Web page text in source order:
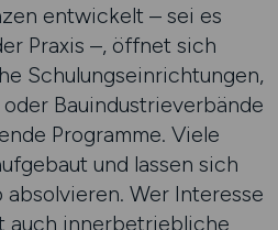
entwickelt – sei es
Praxis –, öffnet sich
Schulungseinrichtungen,
Bauindustrieverbände
Programme. Viele
und lassen sich
Wer Interesse
auch innerbetriebliche